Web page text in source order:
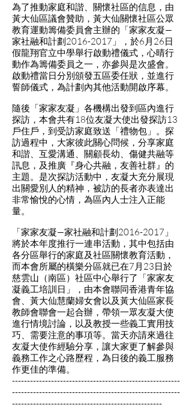
為了推動家庭和諧、關懷社區的信息，由
黃大仙區議會贊助，黃大仙關懷社區公眾
教育運動籌備委員會主辦的「家家友凝—
家社融和計劃2016-2017」，於6月26日
假龍翔官立中學舉行啟動禮儀式，心晴行
動作為籌備委員之一，亦參與是次盛會。
啟動禮當日分別頒發五區委任狀，並進行
誓師儀式，為計劃內其他活動開啟序幕。
隨後「家家友凝」各機構出發到區內進行
探訪，本會共有18位友凝大使出發探訪13
戶住戶，到受訪家庭致送「禮物包」。探
訪過程中，大家彼此關心問候，分享家庭
和諧、互愛溝通、關顧長幼、傷健共融等
訊息，及推廣『身心共融，友善社群』的
主題。是次探訪活動中，友凝大充分展現
出關愛別人的精神，被訪的長者亦表達出
非常愉悅的心情，為區內人士注入正能
量。
「家家友凝—家社融和計劃2016-2017」
將於本年度推行一連串活動，其中包括由
各分區舉行的家庭及社區關懷教育活動，
而本會所屬的橫樂分區就已在7月23日於
慈雲山（南區）社區中心舉行了「家家友
凝義工培訓日」，由本會聯同香港青年協
會、黃大仙慧蘭婦女會以及黃大仙區家長
教師會聯會一起合辦，帶領一眾友凝大使
進行情境討論，以及教授一些義工實用技
巧、需要注意的事項等。當天亦請來過往
友凝大使作經驗分享，讓大家更了解參與
義務工作之心路歷程，為日後的義工服務
作更佳的準備。
--------------------------------------------------------
--------------------------------------------------------